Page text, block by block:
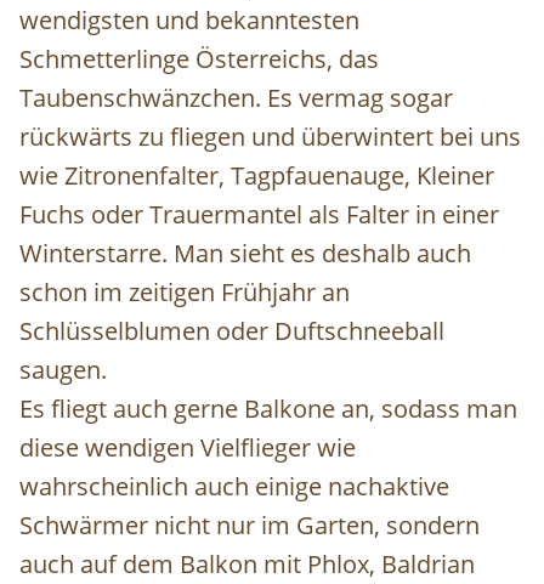
wendigsten und bekanntesten
Schmetterlinge Österreichs, das
Taubenschwänzchen. Es vermag sogar
rückwärts zu fliegen und überwintert bei uns
wie Zitronenfalter, Tagpfauenauge, Kleiner
Fuchs oder Trauermantel als Falter in einer
Winterstarre. Man sieht es deshalb auch
schon im zeitigen Frühjahr an
Schlüsselblumen oder Duftschneeball
saugen.
Es fliegt auch gerne Balkone an, sodass man
diese wendigen Vielflieger wie
wahrscheinlich auch einige nachaktive
Schwärmer nicht nur im Garten, sondern
auch auf dem Balkon mit Phlox, Baldrian